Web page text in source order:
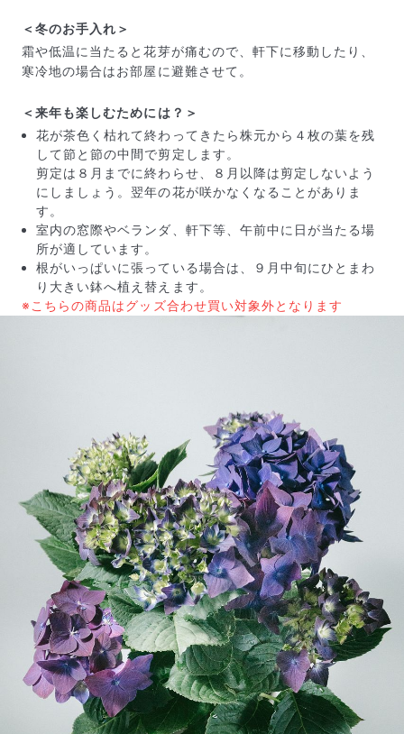
だけ写真のイメージに近いものをお届けできるように人
の目でチェックをしています。
よくある質問
ただいま沖縄・離島エリアへの配送には対応しておりませ
Q. 配送日時は指定できますか？
お花をベストなタイミングで発送しているため、お届け日の
指定はできません。受け取り時間帯は、発送後にクロネコヤ
マトのアプリから変更可能です。
Q. 注文後にキャンセルできますか？
ご注文後一定時間内であればキャンセル可能です。
＜冬のお手入れ＞
霜や低温に当たると花芽が痛むので、軒下に移動したり、
寒冷地の場合はお部屋に避難させて。
＜来年も楽しむためには？＞
花が茶色く枯れて終わってきたら株元から４枚の葉を残
して節と節の中間で剪定します。
剪定は８月までに終わらせ、８月以降は剪定しないよう
にしましょう。翌年の花が咲かなくなることがありま
す。
室内の窓際やベランダ、軒下等、午前中に日が当たる場
所が適しています。
根がいっぱいに張っている場合は、９月中旬にひとまわ
り大きい鉢へ植え替えます。
※こちらの商品はグッズ合わせ買い対象外となります